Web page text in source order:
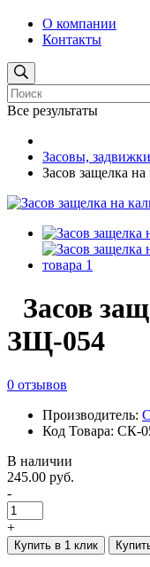
О компании
Контакты
Все результаты
Засовы,
Засов защелка
Засов
ЗЩ-054
0 отзывов
Производитель:
Код Товара: СК-
В наличии
245.00 руб.
-
+
Купить в 1 клик